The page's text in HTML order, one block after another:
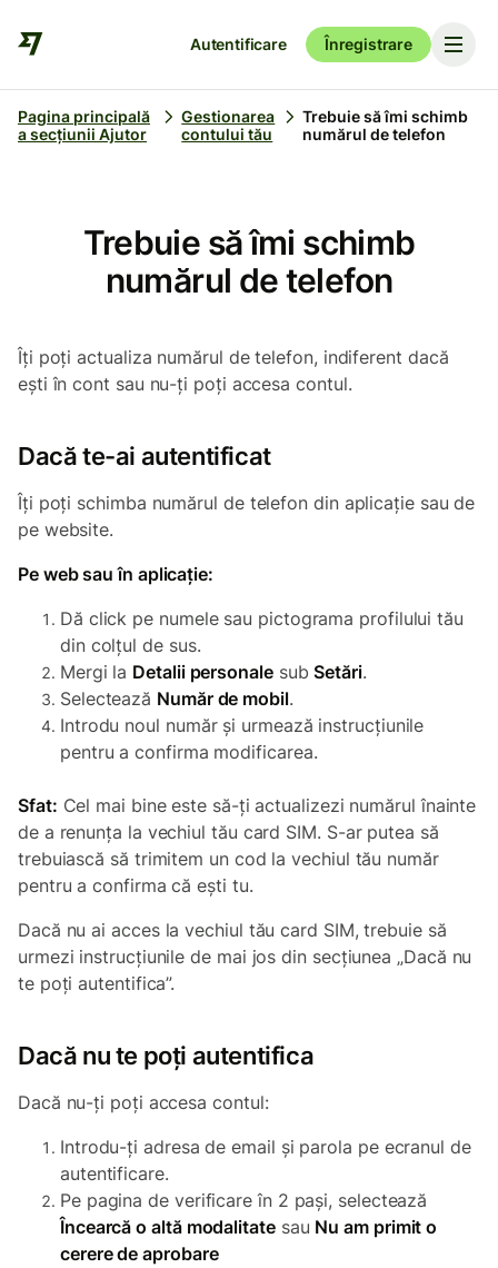
Autentificare Înregistrare
Pagina principală
a secțiunii Ajutor
Gestionarea
contului tău
Trebuie să îmi schimb
numărul de telefon
Trebuie să îmi schimb
numărul de telefon
Îți poți actualiza numărul de telefon, indiferent dacă
ești în cont sau nu-ți poți accesa contul.
Dacă te-ai autentificat
Îți poți schimba numărul de telefon din aplicație sau de
pe website.
Pe web sau în aplicație:
Dă click pe numele sau pictograma profilului tău
din colțul de sus.
Mergi la Detalii personalesubSetări.
Selectează Număr de mobil.
Introdu noul număr și urmează instrucțiunile
pentru a confirma modificarea.
Sfat: Cel mai bine este să-ți actualizezi numărul înainte
de a renunța la vechiul tău card SIM. S-ar putea să
trebuiască să trimitem un cod la vechiul tău număr
pentru a confirma că ești tu.
Dacă nu ai acces la vechiul tău card SIM, trebuie să
urmezi instrucțiunile de mai jos din secțiunea „Dacă nu
te poți autentifica”.
Dacă nu te poți autentifica
Dacă nu-ți poți accesa contul:
Introdu-ți adresa de email și parola pe ecranul de
autentificare.
Pe pagina de verificare în 2 pași, selectează
Încearcă o altă modalitatesau Nu am primit o
cerere de aprobare